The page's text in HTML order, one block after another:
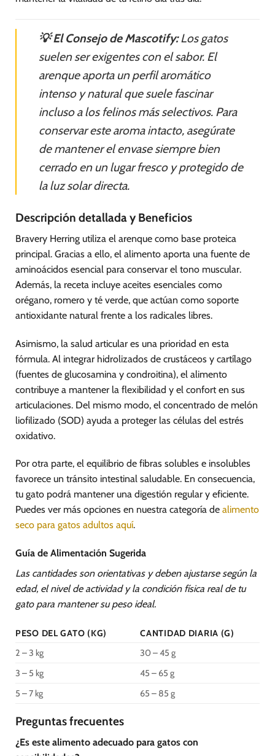
💡 El Consejo de Mascotify:Los gatos
suelen ser exigentes con el sabor. El
arenque aporta un perfil aromático
intenso y natural que suele fascinar
incluso a los felinos más selectivos. Para
conservar este aroma intacto, asegúrate
de mantener el envase siempre bien
cerrado en un lugar fresco y protegido de
la luz solar directa.
Descripción detallada y Beneficios
Bravery Herring utiliza el arenque como base proteica
principal. Gracias a ello, el alimento aporta una fuente de
aminoácidos esencial para conservar el tono muscular.
Además, la receta incluye aceites esenciales como
orégano, romero y té verde, que actúan como soporte
antioxidante natural frente a los radicales libres.
Asimismo, la salud articular es una prioridad en esta
fórmula. Al integrar hidrolizados de crustáceos y cartílago
(fuentes de glucosamina y condroitina), el alimento
contribuye a mantener la flexibilidad y el confort en sus
articulaciones. Del mismo modo, el concentrado de melón
liofilizado (SOD) ayuda a proteger las células del estrés
oxidativo.
Por otra parte, el equilibrio de fibras solubles e insolubles
favorece un tránsito intestinal saludable. En consecuencia,
tu gato podrá mantener una digestión regular y eficiente.
Puedes ver más opciones en nuestra categoría de alimento
seco para gatos adultos aquí.
Guía de Alimentación Sugerida
Las cantidades son orientativas y deben ajustarse según la
edad, el nivel de actividad y la condición física real de tu
gato para mantener su peso ideal.
PESO DEL GATO (KG)
CANTIDAD DIARIA (G)
2 – 3 kg
30 – 45 g
3 – 5 kg
45 – 65 g
5 – 7 kg
65 – 85 g
Preguntas frecuentes
¿Es este alimento adecuado para gatos con